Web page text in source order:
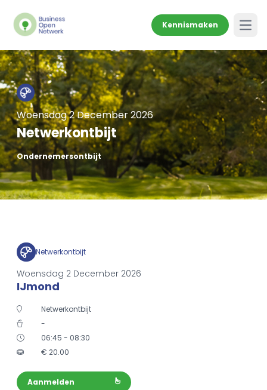
Kennismaken
Woensdag 2 December 2026
Netwerkontbijt
Ondernemersontbijt
Netwerkontbijt
Woensdag 2 December 2026
IJmond
Netwerkontbijt
-
06:45 - 08:30
€ 20.00
Aanmelden